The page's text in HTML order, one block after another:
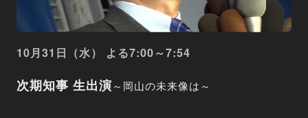
10月31日（水） よる7:00～7:54
次期知事 生出演～岡山の未来像は～